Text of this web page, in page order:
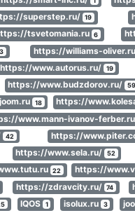
superstep.ru/ 19
tsvetomania.ru 6
https://williams-
https://www.autorus.ru/ 19
https://www.budzdorov.ru/ 59
18 https://
www.mann-ivanov-
42 https://
https://www.sela.ru/ 52
22 https://
https://zdravcity.ru/ 74
IQOS 1 isolux.ru 3